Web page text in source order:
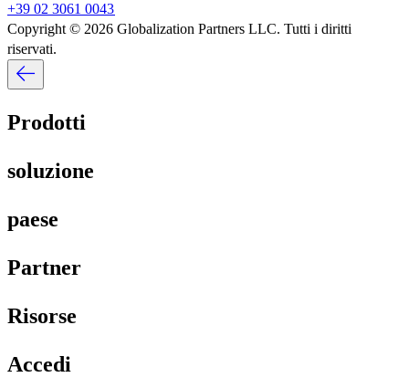
+39 02 3061 0043​​
Copyright © 2026 Globalization Partners LLC. Tutti i diritti
riservati.​​
Prodotti​​
soluzione​​
paese​​
Partner​​
Risorse​​
Accedi​​